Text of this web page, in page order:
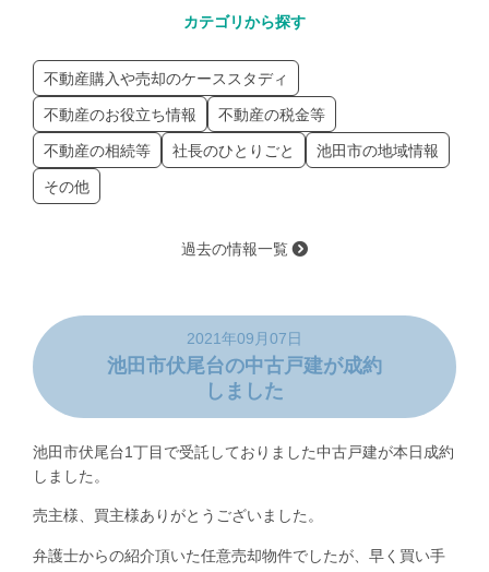
カテゴリから探す
不動産購入や売却のケーススタディ
不動産のお役立ち情報 不動産の税金等
不動産の相続等 社長のひとりごと 池田市の地域情報
その他
過去の情報一覧
2021年09月07日
池田市伏尾台の中古戸建が成約
しました
池田市伏尾台1丁目で受託しておりました中古戸建が本日成約
しました。
売主様、買主様ありがとうございました。
弁護士からの紹介頂いた任意売却物件でしたが、早く買い手